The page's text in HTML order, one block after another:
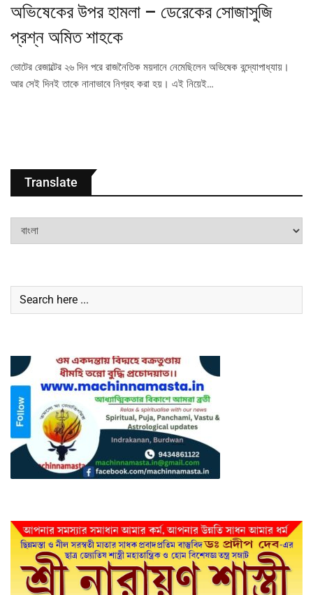
অভিষেকের উপর হামলা – ডেরেকের সোজাসুজি
প্রশ্ন অমিত শাহকে
ভোটের রেজাল্টের ২৬ দিন পরে রাজনৈতিক ময়দানে নেমেছিলেন অভিষেক বন্দ্যোপাধ্যায়।
আর সেই দিনই তাকে নানাভাবে নিগ্রহ করা হয়। এই নিয়েই…
Translate